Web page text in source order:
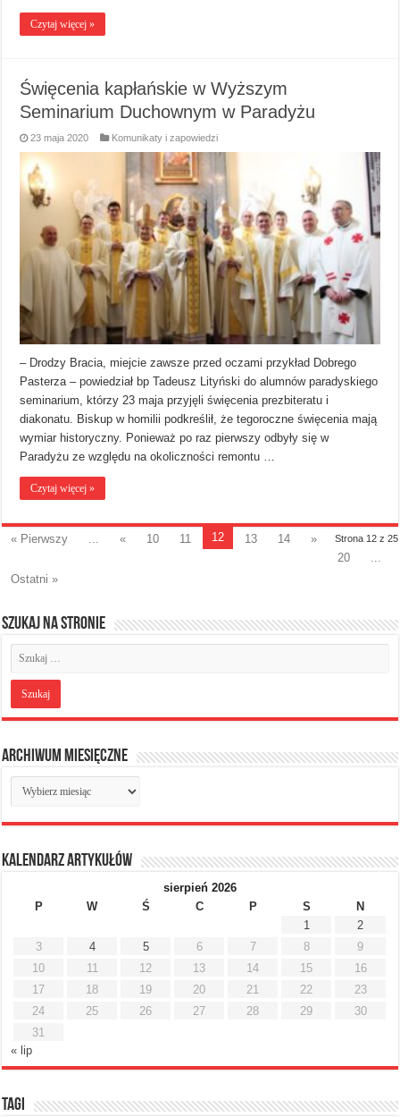
Czytaj więcej »
Święcenia kapłańskie w Wyższym
Seminarium Duchownym w Paradyżu
23 maja 2020 Komunikaty i zapowiedzi
– Drodzy Bracia, miejcie zawsze przed oczami przykład Dobrego
Pasterza – powiedział bp Tadeusz Lityński do alumnów paradyskiego
seminarium, którzy 23 maja przyjęli święcenia prezbiteratu i
diakonatu. Biskup w homilii podkreślił, że tegoroczne święcenia mają
wymiar historyczny. Ponieważ po raz pierwszy odbyły się w
Paradyżu ze względu na okoliczności remontu …
Czytaj więcej »
Strona 12 z 25
« Pierwszy « 10 11 12 13 14
»
20
Ostatni »
Szukaj na stronie
Archiwum miesięczne
Archiwum
miesięczne
Kalendarz artykułów
sierpień 2026
P
W Ś C P S
N
1
2
3
4 5 6 7 8
9
10
11 12 13 14 15
16
17
18 19 20 21 22
23
24
25 26 27 28 29
30
31
« lip
Tagi